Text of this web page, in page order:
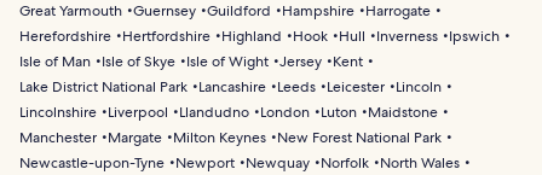
Great Yarmouth Guernsey Guildford Hampshire
Harrogate
Herefordshire
Hertfordshire Highland Hook Hull Inverness
Ipswich
Isle of Man
Isle of Skye Isle of Wight Jersey
Kent
Lake District National Park
Lancashire Leeds Leicester
Lincoln
Lincolnshire
Liverpool Llandudno London Luton
Maidstone
Manchester
Margate Milton Keynes
New Forest National Park
Newcastle-upon-Tyne
Newport Newquay Norfolk
North Wales